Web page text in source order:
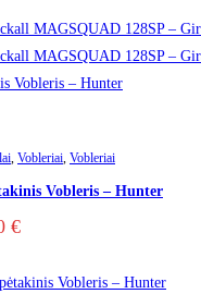
, Vobleriai, Vobleriai
Vobleris – Hunter
€